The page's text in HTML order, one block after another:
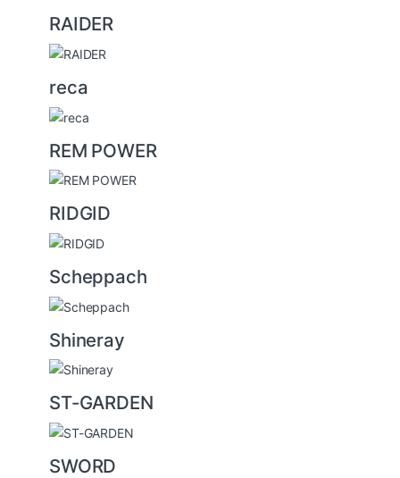
RAIDER
reca
REM POWER
RIDGID
Scheppach
Shineray
ST-GARDEN
SWORD